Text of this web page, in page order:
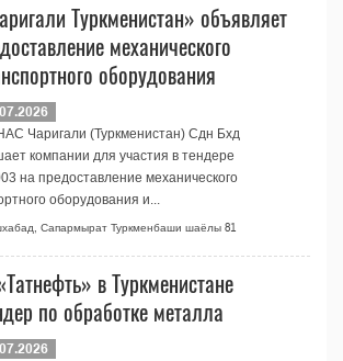
Туркменистан» объявляет
механического
оборудования
Чаригали (Туркменистан) Сдн Бхд
компании для участия в тендере
на предоставление механического
оборудования и...
Сапармырат Туркменбаши шаёлы 81
в Туркменистане
по обработке металла